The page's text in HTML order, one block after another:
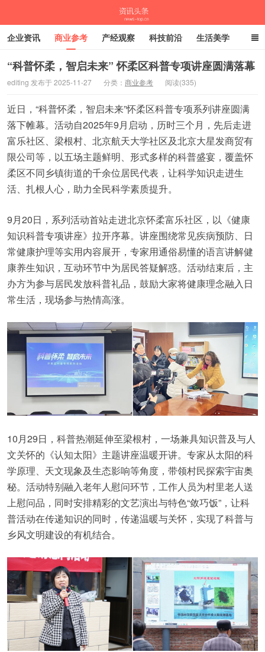
企业资讯 商业参考 产经观察 科技前沿 生活美学
时尚潮流 母婴亲子 专栏
“科普怀柔，智启未来” 怀柔区科普专项讲座圆满落幕
editing 发布于 2025-11-27 分类： 商业参考 阅读(335)
近日，“科普怀柔，智启未来”怀柔区科普专项系列讲座圆满
落下帷幕。活动自2025年9月启动，历时三个月，先后走进
富乐社区、梁根村、北京航天大学社区及北京大星发商贸有
限公司等，以五场主题鲜明、形式多样的科普盛宴，覆盖怀
柔区不同乡镇街道的千余位居民代表，让科学知识走进生
活、扎根人心，助力全民科学素质提升。
9月20日，系列活动首站走进北京怀柔富乐社区，以《健康
知识科普专项讲座》拉开序幕。讲座围绕常见疾病预防、日
常健康护理等实用内容展开，专家用通俗易懂的语言讲解健
康养生知识，互动环节中为居民答疑解惑。活动结束后，主
办方为参与居民发放科普礼品，鼓励大家将健康理念融入日
常生活，现场参与热情高涨。
10月29日，科普热潮延伸至梁根村，一场兼具知识普及与人
文关怀的《认知太阳》主题讲座温暖开讲。专家从太阳的科
学原理、天文现象及生态影响等角度，带领村民探索宇宙奥
秘。活动特别融入老年人慰问环节，工作人员为村里老人送
上慰问品，同时安排精彩的文艺演出与特色“敛巧饭”，让科
普活动在传递知识的同时，传递温暖与关怀，实现了科普与
乡风文明建设的有机结合。